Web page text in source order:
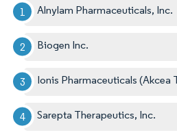
Alnylam Pharmaceuticals, Inc.
Biogen Inc.
Ionis Pharmaceuticals (Akcea
Sarepta Therapeutics, Inc.